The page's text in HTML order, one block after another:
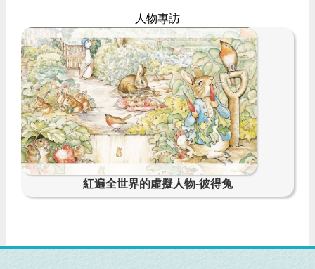
人物專訪
紅遍全世界的虛擬人物-彼得兔